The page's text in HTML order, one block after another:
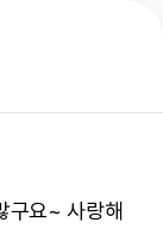
구요~ 사랑해